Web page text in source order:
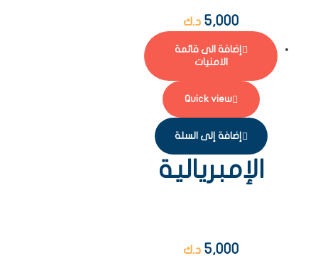
5,000 د.ك
إضافة الى قائمة
الامنيات
Quick view
إضافة إلى السلة
الإمبريالية
5,000 د.ك